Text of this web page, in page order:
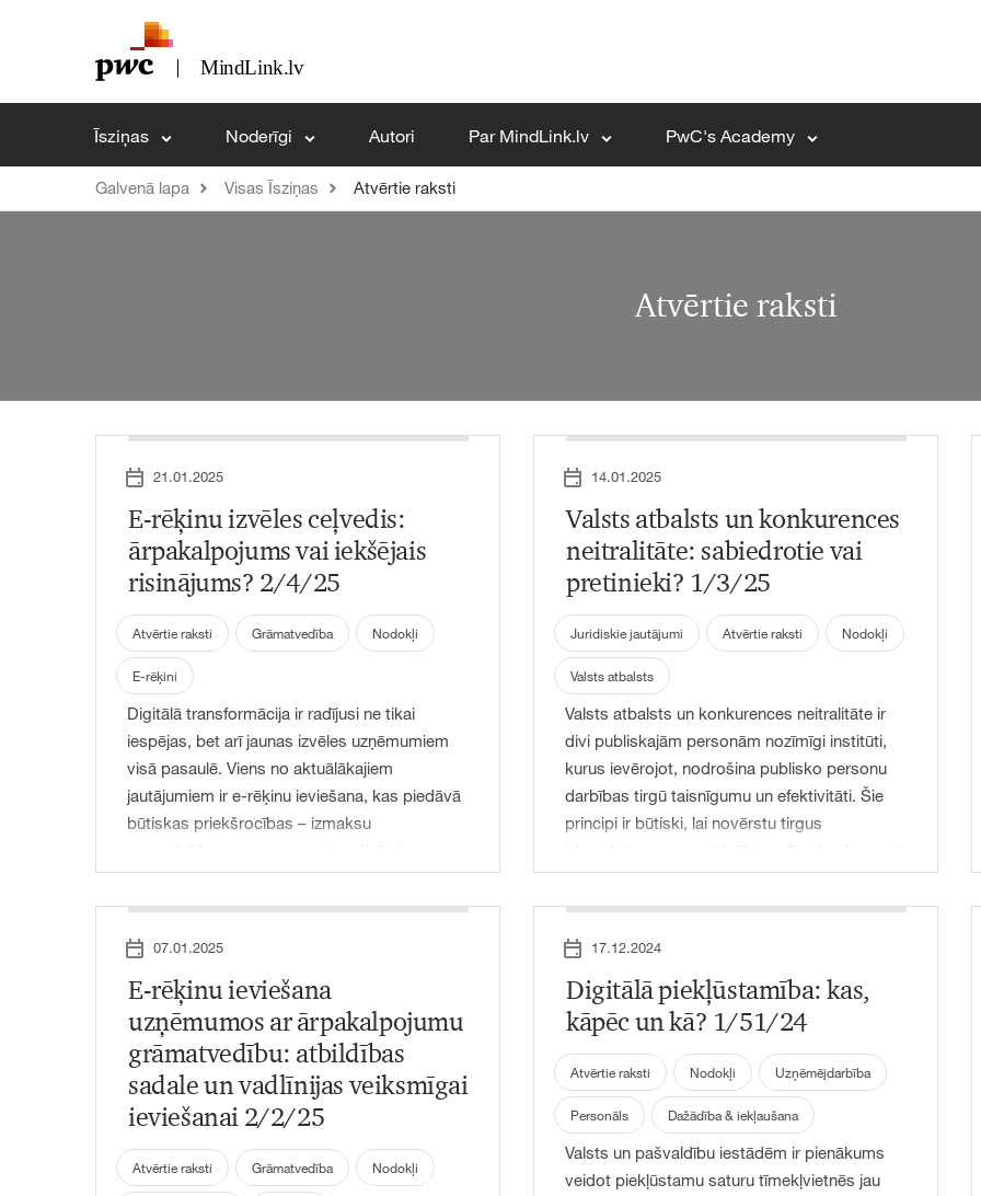
Īsziņas Noderīgi Autori Par MindLink.lv PwC's Academy
Galvenā lapa Visas Īsziņas Atvērtie raksti
Atvērtie raksti
21.01.2025
E-rēķinu izvēles ceļvedis:
ārpakalpojums vai iekšējais
risinājums? 2/4/25
Atvērtie raksti Grāmatvedība Nodokļi
E-rēķini
Digitālā transformācija ir radījusi ne tikai
iespējas, bet arī jaunas izvēles uzņēmumiem
visā pasaulē. Viens no aktuālākajiem
jautājumiem ir e-rēķinu ieviešana, kas piedāvā
būtiskas priekšrocības – izmaksu
samazināšanu, procesu automatizāciju un
precizitātes uzlabošanu. Tomēr e-rēķinu
ieviešana var būt arī izaicinājuiem pilna, un
risinājumu vai izmantot ārpakalpojumus. Šajā
rakstā aplūkosim abu pieeju būtību,
priekšrocības un izaicinājumus, lai palīdzētu
uzņēmumiem pieņemt pārdomātu lēmumu.
14.01.2025
Valsts atbalsts un konkurences
neitralitāte: sabiedrotie vai
pretinieki? 1/3/25
Juridiskie jautājumi Atvērtie raksti Nodokļi
Valsts atbalsts
Valsts atbalsts un konkurences neitralitāte ir
divi publiskajām personām nozīmīgi institūti,
kurus ievērojot, nodrošina publisko personu
darbības tirgū taisnīgumu un efektivitāti. Šie
principi ir būtiski, lai novērstu tirgus
izkropļojumus un veicinātu godīgu konkurenci
starp publiskā un privātā sektora
uzņēmumiem. Lai arī pēdējā laikā šie jēdzieni ir
mijiedarbība vēl nav pietiekami izpētīta. Šajā
rakstā aplūkots, kā tie ietekmē un papildina
viens otru.
07.01.2025
E-rēķinu ieviešana
uzņēmumos ar ārpakalpojumu
grāmatvedību: atbildības
sadale un vadlīnijas veiksmīgai
ieviešanai 2/2/25
Atvērtie raksti Grāmatvedība Nodokļi
17.12.2024
Digitālā piekļūstamība: kas,
kāpēc un kā? 1/51/24
Atvērtie raksti Nodokļi Uzņēmējdarbība
Personāls Dažādība & iekļaušana
Valsts un pašvaldību iestādēm ir pienākums
veidot piekļūstamu saturu tīmekļvietnēs jau